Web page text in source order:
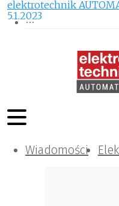
Wiadomości
Komunikacja i IT
Kontrola
Tematy specjalne
elektrotechnik
5.1.2023